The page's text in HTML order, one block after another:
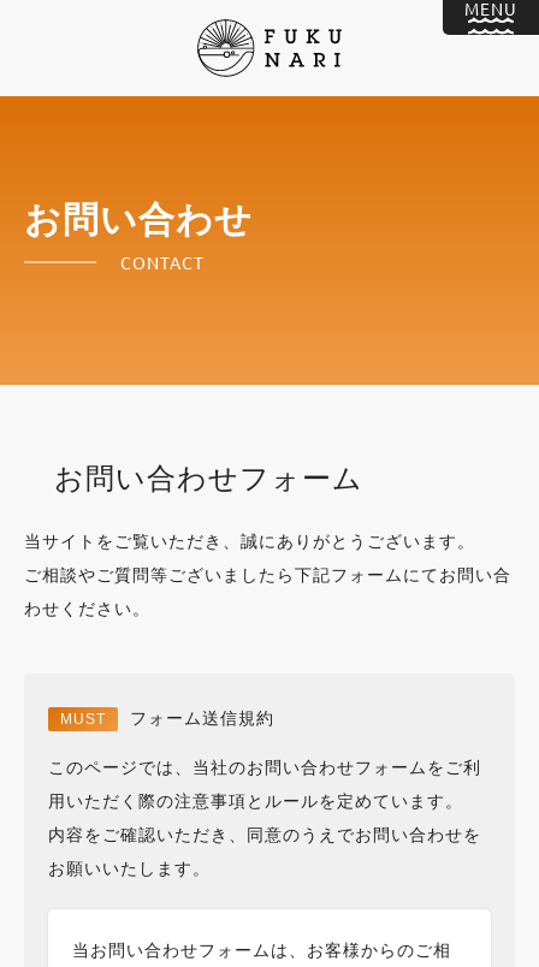
お問い合わせ
CONTACT
お問い合わせフォーム
当サイトをご覧いただき、誠にありがとうございます。
ご相談やご質問等ございましたら下記フォームにてお問い合
わせください。
フォーム送信規約
このページでは、当社のお問い合わせフォームをご利
用いただく際の注意事項とルールを定めています。
内容をご確認いただき、同意のうえでお問い合わせを
お願いいたします。
当お問い合わせフォームは、お客様からのご相